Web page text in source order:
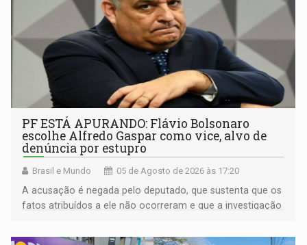
PF ESTÁ APURANDO: Flávio Bolsonaro
escolhe Alfredo Gaspar como vice, alvo de
denúncia por estupro
Brasil e Mundo 05 de Agosto de 2026 às 17:20
A acusação é negada pelo deputado, que sustenta que os
fatos atribuídos a ele não ocorreram e que a investigação